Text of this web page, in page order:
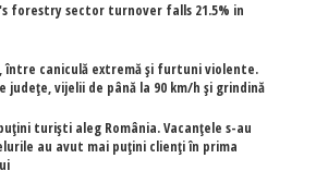
forestry sector turnover falls 21.5% in
între caniculă extremă și furtuni violente.
județe, vijelii de până la 90 km/h și grindină
turiști aleg România. Vacanțele s-au
au avut mai puțini clienți în prima